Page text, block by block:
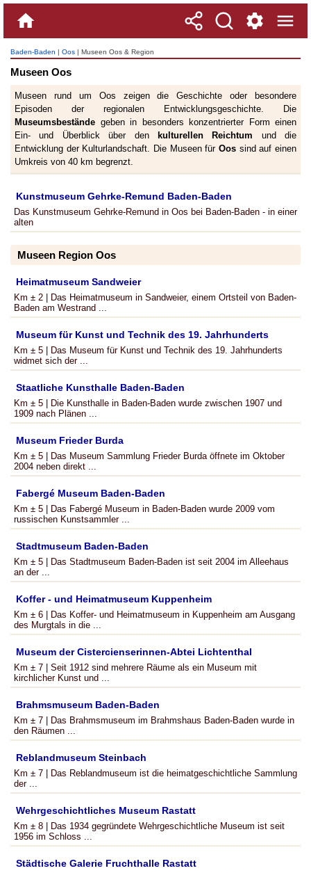
Baden-Baden | Oos | Museen Oos & Region
Museen Oos
Museen rund um Oos zeigen die Geschichte oder besondere
Episoden der regionalen Entwicklungsgeschichte. Die
Museumsbestände geben in besonders konzentrierter Form einen
Ein- und Überblick über den
kulturellen Reichtum und die
Entwicklung der Kulturlandschaft. Die Museen für Oos sind auf einen
Umkreis von 40 km begrenzt.
Kunstmuseum Gehrke-Remund Baden-Baden
Das Kunstmuseum Gehrke-Remund in Oos bei Baden-Baden - in einer
alten
Museen Region Oos
Heimatmuseum Sandweier
Km ± 2 | Das Heimatmuseum in Sandweier, einem Ortsteil von Baden-
Baden am Westrand ...
Museum für Kunst und Technik des 19. Jahrhunderts
Km ± 5 | Das Museum für Kunst und Technik des 19. Jahrhunderts
widmet sich der ...
Staatliche Kunsthalle Baden-Baden
Km ± 5 | Die Kunsthalle in Baden-Baden wurde zwischen 1907 und
1909 nach Plänen ...
Museum Frieder Burda
Km ± 5 | Das Museum Sammlung Frieder Burda öffnete im Oktober
2004 neben direkt ...
Fabergé Museum Baden-Baden
Km ± 5 | Das Fabergé Museum in Baden-Baden wurde 2009 vom
russischen Kunstsammler ...
Stadtmuseum Baden-Baden
Km ± 5 | Das Stadtmuseum Baden-Baden ist seit 2004 im Alleehaus
an der ...
Koffer - und Heimatmuseum Kuppenheim
Km ± 6 | Das Koffer- und Heimatmuseum in Kuppenheim am Ausgang
des Murgtals in die ...
Museum der Cistercienserinnen-Abtei Lichtenthal
Km ± 7 | Seit 1912 sind mehrere Räume als ein Museum mit
kirchlicher Kunst und ...
Brahmsmuseum Baden-Baden
Km ± 7 | Das Brahmsmuseum im Brahmshaus Baden-Baden wurde in
den Räumen ...
Reblandmuseum Steinbach
Km ± 7 | Das Reblandmuseum ist die heimatgeschichtliche Sammlung
der ...
Wehrgeschichtliches Museum Rastatt
Km ± 8 | Das 1934 gegründete Wehrgeschichtliche Museum ist seit
1956 im Schloss ...
Städtische Galerie Fruchthalle Rastatt